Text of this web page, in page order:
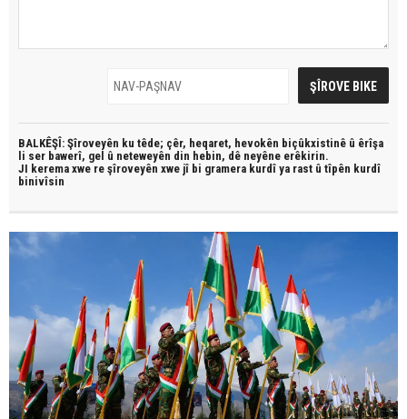
BALKÊŞÎ: Şîroveyên ku têde; çêr, heqaret, hevokên biçûkxistinê û êrîşa
li ser bawerî, gel û neteweyên din hebin, dê neyêne erêkirin.
JI kerema xwe re şîroveyên xwe jî bi gramera kurdî ya rast û tîpên kurdî
binivîsin